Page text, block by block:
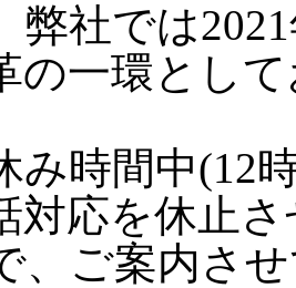
弊社では
の一環とし
み時間中(12
対応を休止
、ご案内さ